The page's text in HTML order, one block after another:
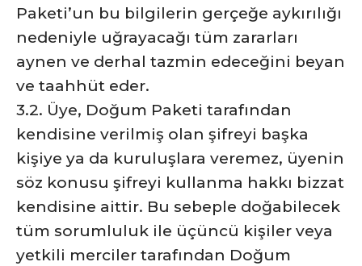
Paketi’un bu bilgilerin gerçeğe aykırılığı
nedeniyle uğrayacağı tüm zararları
aynen ve derhal tazmin edeceğini beyan
ve taahhüt eder.
3.2. Üye, Doğum Paketi tarafından
kendisine verilmiş olan şifreyi başka
kişiye ya da kuruluşlara veremez, üyenin
söz konusu şifreyi kullanma hakkı bizzat
kendisine aittir. Bu sebeple doğabilecek
tüm sorumluluk ile üçüncü kişiler veya
yetkili merciler tarafından Doğum